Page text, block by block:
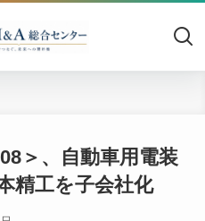
機械
＞、自動車用電装
精工を子会社化